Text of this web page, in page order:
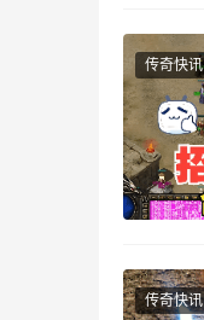
传奇快讯
传奇快讯